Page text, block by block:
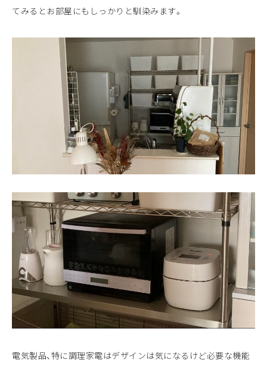
てみるとお部屋にもしっかりと馴染みます。
電気製品、特に調理家電はデザインは気になるけど必要な機能